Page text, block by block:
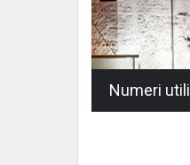
Numeri utili